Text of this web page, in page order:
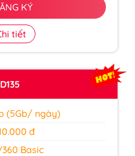
KÝ
tiết
(5Gb/ ngày)
đ
Basic